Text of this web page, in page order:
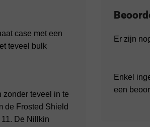
case met een
teveel bulk
zonder teveel in te
de Frosted Shield
De Nillkin
Er zijn
Enkel
een